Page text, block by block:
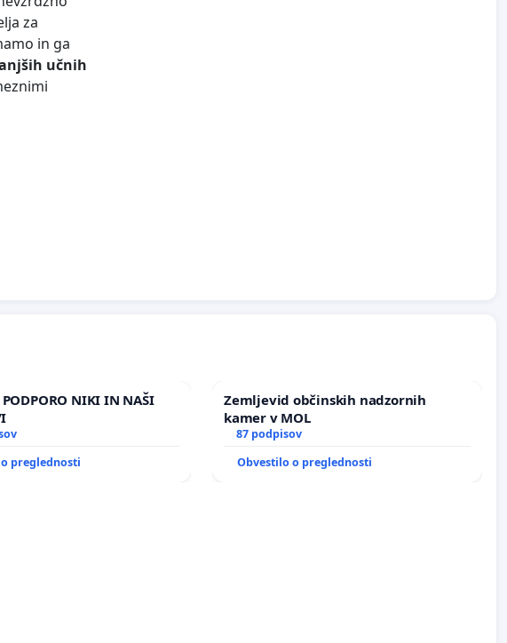
za
in ga
učnih
PODPORO NIKI IN NAŠI
preglednosti
Zemljevid občinskih nadzornih
kamer v MOL
87 podpisov
Obvestilo o preglednosti